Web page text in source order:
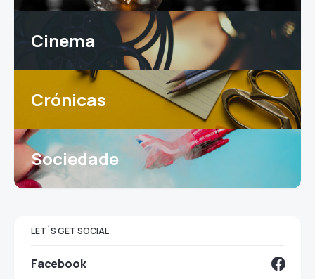
Cinema
Crónicas
Sociedade
LET`S GET SOCIAL
Facebook